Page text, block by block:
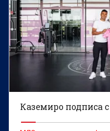
Каземиро подписа